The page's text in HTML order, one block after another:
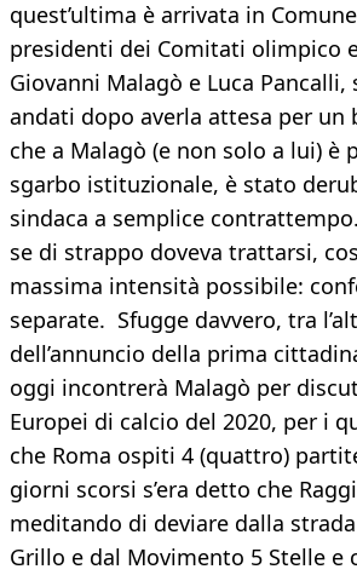
quest’ultima è arrivata in
presidenti dei Comitati olimpico
Giovanni Malagò e Luca Pancalli,
andati dopo averla attesa per un
che a Malagò (e non solo a lui) è
sgarbo istituzionale, è stato
sindaca a semplice
se di strappo doveva trattarsi,
massima intensità possibile:
separate. Sfugge davvero, tra
dell’annuncio della prima
oggi incontrerà Malagò per
Europei di calcio del 2020, per i
che Roma ospiti 4 (quattro)
giorni scorsi s’era detto che
meditando di deviare dalla
Grillo e dal Movimento 5 Stelle e